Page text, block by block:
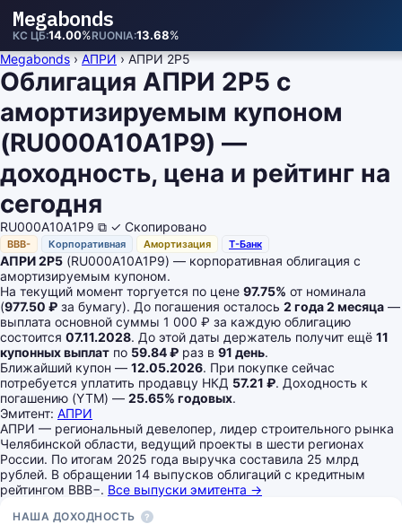
Megabonds
КС ЦБ 14.00%RUONIA 13.68%
Megabonds › АПРИ › АПРИ 2Р5
Облигация АПРИ 2Р5 с
амортизируемым купоном
(RU000A10A1P9) —
доходность, цена и рейтинг на
сегодня
RU000A10A1P9 ⧉ ✓ Скопировано
BBB- Корпоративная Амортизация Т-Банк
АПРИ 2Р5 (RU000A10A1P9) — корпоративная облигация с
амортизируемым купоном.
На текущий момент торгуется по цене 97.75% от номинала
(977.50 ₽ за бумагу). До погашения осталось 2 года 2 месяца —
выплата основной суммы 1 000 ₽ за каждую облигацию
состоится 07.11.2028. До этой даты держатель получит ещё 11
купонных выплат по 59.84 ₽ раз в 91 день.
Ближайший купон — 12.05.2026. При покупке сейчас
потребуется уплатить продавцу НКД 57.21 ₽. Доходность к
погашению (YTM) — 25.65% годовых.
Эмитент: АПРИ
АПРИ — региональный девелопер, лидер строительного рынка
Челябинской области, ведущий проекты в шести регионах
России. По итогам 2025 года выручка составила 25 млрд
рублей. В обращении 14 выпусков облигаций с кредитным
рейтингом BBB−. Все выпуски эмитента →
Основные показатели
НАША ДОХОДНОСТЬ ?